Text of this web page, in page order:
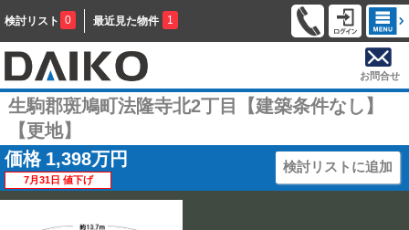
検討リスト 0 最近見た物件 1
お問合せ
生駒郡斑鳩町法隆寺北2丁目【建築条件なし】
【更地】
価格 1,398万円
7月31日 値下げ
検討リストに追加